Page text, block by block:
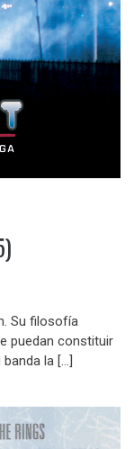
Su filosofía
puedan constituir
la […]